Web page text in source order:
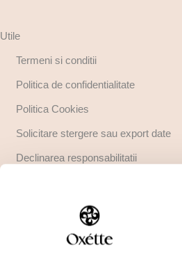
Utile
Termeni si conditii
Politica de confidentialitate
Politica Cookies
Solicitare stergere sau export date
Declinarea responsabilitatii
Regulamente promotii